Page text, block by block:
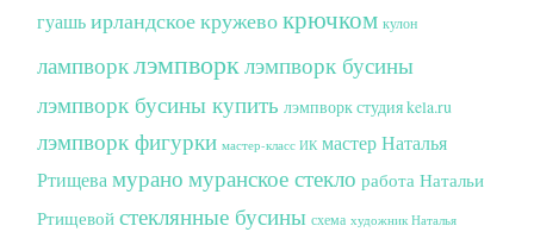
гуашьирландское кружевокрючком кулон
лампворклэмпворк лэмпворк бусины
лэмпворк бусины купить лэмпворк студия kela.ru
лэмпворк фигурки мастер-класс ИК мастер Наталья
Ртищевамурано муранское стекло работа Натальи
Ртищевой стеклянные бусины схема художник Наталья